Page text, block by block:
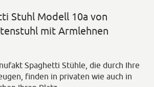
Stuhl Modell 10a von
mit Armlehnen
Spaghetti Stühle, die durch Ihre
finden in privaten wie auch in